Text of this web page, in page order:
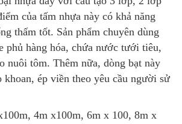
của tấm nhựa này có khả năng
thấm tốt. Sản phẩm chuyên dùng
phủ hàng hóa, chứa nước tưới tiêu,
nuôi tôm. Thêm nữa, dòng bạt này
khoan, ép viền theo yêu cầu người sử
4m x100m, 6m x 100, 8m x